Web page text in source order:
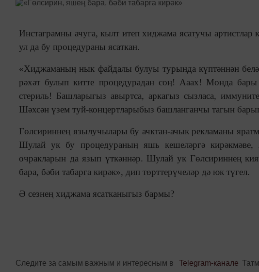
Инстаграмны ачуга, кылт итеп хиджама ясатучы
ул да бу процедураны ясаткан.
«Хиджаманың нык файдалы булуы турында күптәннән
рәхәт булып китте процедурадан соң! Ааах! Монда
стериль! Башларыгыз авыртса, аркагыз сызласа,
Шәхсән үзем туй-концертларыбыз башланганчы тагын
Гөлсириннең язылучылары бу ачктан-ачык рекламаны
Шулай ук бу процедураның яшь кешеләргә кирәкмәве,
очракларын да язып үткәннәр. Шулай ук Гөлсириннең
бара, бәби табарга кирәк», дип төрттерүчеләр дә юк түгел.
Ә сезнең хиджама ясатканыгыз бармы?
Следите за самым важным и интересным в Telegram-канале